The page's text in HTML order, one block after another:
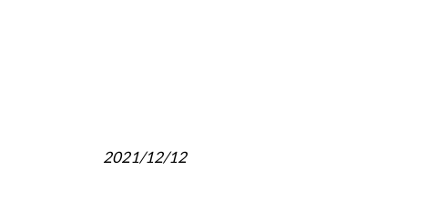
2021/12/12